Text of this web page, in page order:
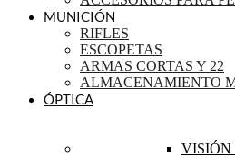
MUNICIÓN
RIFLES
ESCOPETAS
ARMAS CORTAS Y 22
ALMACENAMIENTO
ÓPTICA
VISIÓN